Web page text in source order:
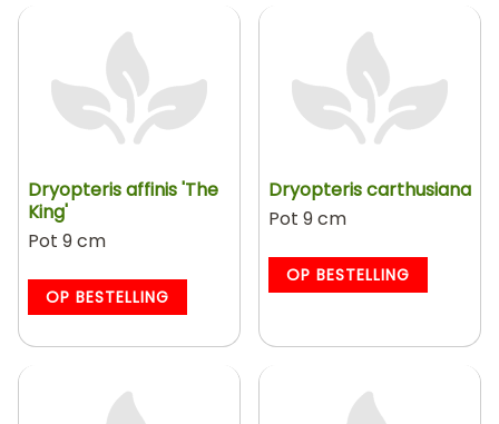
Dryopteris affinis 'The
King'
Pot 9 cm
OP BESTELLING
Dryopteris carthusiana
Pot 9 cm
OP BESTELLING